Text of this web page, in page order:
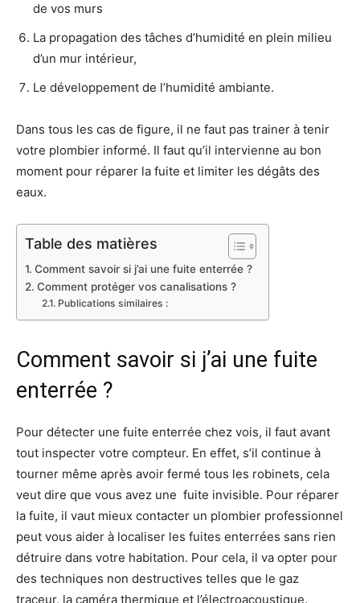
de vos murs
La propagation des tâches d’humidité en plein milieu
d’un mur intérieur,
Le développement de l’humidité ambiante.
Dans tous les cas de figure, il ne faut pas trainer à tenir
votre plombier informé. Il faut qu’il intervienne au bon
moment pour réparer la fuite et limiter les dégâts des
eaux.
Table des matières
Comment savoir si j’ai une fuite enterrée ?
Comment protéger vos canalisations ?
Publications similaires :
Comment savoir si j’ai une fuite
enterrée ?
Pour détecter une fuite enterrée chez vois, il faut avant
tout inspecter votre compteur. En effet, s’il continue à
tourner même après avoir fermé tous les robinets, cela
veut dire que vous avez une fuite invisible. Pour réparer
la fuite, il vaut mieux contacter un plombier professionnel
peut vous aider à localiser les fuites enterrées sans rien
détruire dans votre habitation. Pour cela, il va opter pour
des techniques non destructives telles que le gaz
traceur, la caméra thermique et l’électroacoustique.